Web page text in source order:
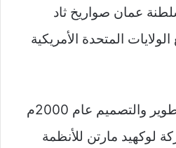
عمان صواريخ ثاد
المتحدة الأمريكية
ودخل نظام ثاد نظام التطوير والتصميم عام 2000م
لوكهيد مارتن للأنظمة